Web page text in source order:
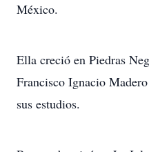
México.
Ella creció en Piedras
Francisco Ignacio
sus estudios.